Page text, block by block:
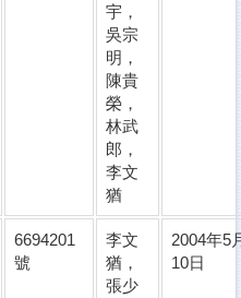
宇，
吳宗
明，
陳貴
榮，
林武
郎，
李文
猶
6694201
號
李文
猶，
張少
2004年5
10日